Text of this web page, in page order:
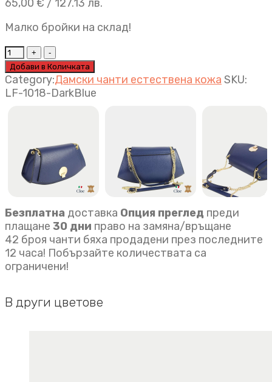
65,00 € / 127.13 лв.
Малко бройки на склад!
Дамска
чанта
Electra
тъмно
Добави в Количката
Category:Дамски чанти естествена кожа SKU:
LF-1018-DarkBlue
Безплатна доставка Опция преглед преди
плащане 30 дни право на замяна/връщане
42 броя чанти бяха продадени през последните
12 часа! Побързайте количествата са
ограничени!
В други цветове